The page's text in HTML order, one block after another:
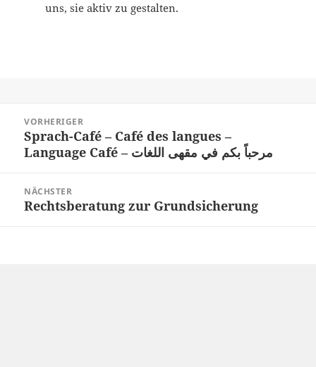
uns, sie aktiv zu gestalten.
VORHERIGER
Vorheriger
Beitrag:
Sprach-Café – Café des langues –
Language Café – مرحباً بكم في مقهى اللغات
NÄCHSTER
Nächster
Rechtsberatung zur Grundsicherung